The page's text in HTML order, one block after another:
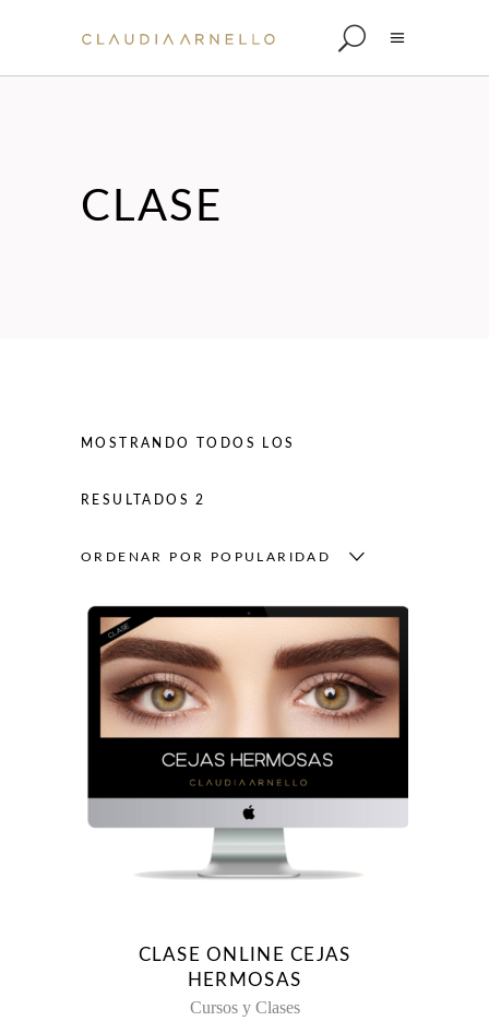
CLASE
MOSTRANDO TODOS LOS
RESULTADOS 2
ORDENAR POR POPULARIDAD
CLASE ONLINE CEJAS
HERMOSAS
Cursos y Clases